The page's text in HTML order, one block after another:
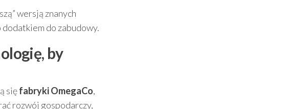
wersją znanych
do zabudowy.
by
sięfabryki OmegaCo,
rozwój gospodarczy,